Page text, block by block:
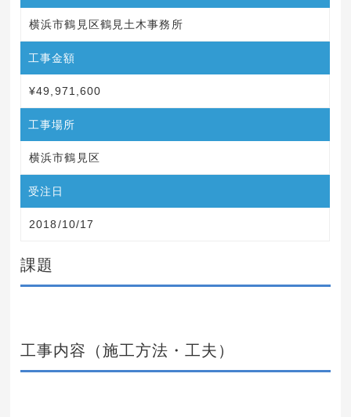
横浜市鶴見区鶴見土木事務所
工事金額
¥49,971,600
工事場所
横浜市鶴見区
受注日
2018/10/17
課題
工事内容（施工方法・工夫）